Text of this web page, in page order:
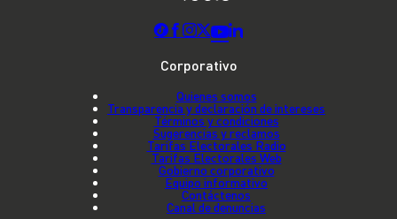
Corporativo
Quienes somos
Transparencia y declaración de intereses
Términos y condiciones
Sugerencias y reclamos
Tarifas Electorales Radio
Tarifas Electorales Web
Gobierno corporativo
Equipo informativo
Contáctenos
Canal de denuncias